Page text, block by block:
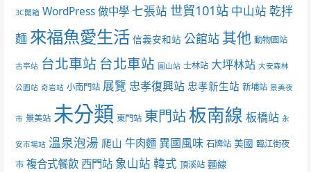
3C開箱 WordPress 做中學 七張站 世貿101站 中山站 乾拌
麵 來福魚愛生活 信義安和站 公館站 其他 動物園站
古亭站 台北車站 台北車站 圓山站 士林站 大坪林站 大安森林
公園站 奇岩站 小南門站 展覽 忠孝復興站 忠孝新生站 新埔站 景美夜
市 景美站 未分類 東門站 東門站板南線 板橋站 永
安市場站 溫泉泡湯 爬山 牛肉麵 異國風味 石牌站 美國 臨江街夜
市 複合式餐飲 西門站 象山站 韓式 頂溪站 麵線